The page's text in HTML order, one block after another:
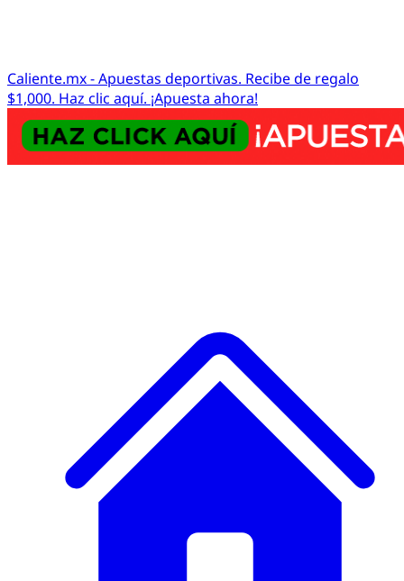
Caliente.mx - Apuestas deportivas. Recibe de regalo
$1,000. Haz clic aquí. ¡Apuesta ahora!